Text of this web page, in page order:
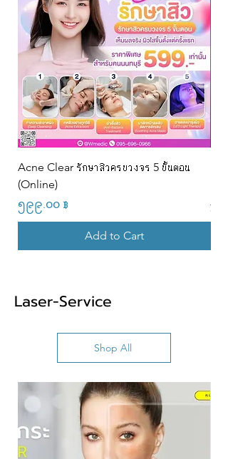
Acne Clear รักษาสิวครบวงจร 5 ขั้นตอน
(Online)
Price
၅၉၉.၀၀ ฿
Add to Cart
၂၂
Laser-Service
Shop All